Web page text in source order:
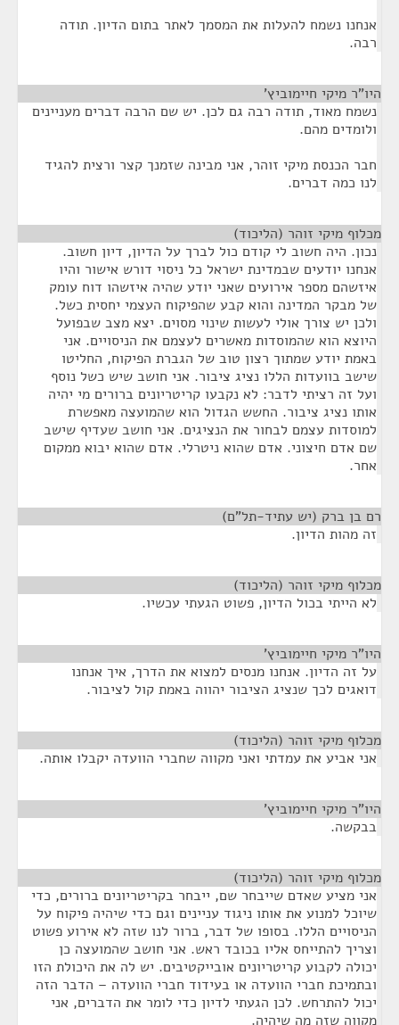
אנחנו נשמח להעלות את המסמך לאתר בתום הדיון. תודה
רבה.
היו"ר מיקי חיימוביץ'
נשמח מאוד, תודה רבה גם לכן. יש שם הרבה דברים מעניינים
ולומדים מהם.
חבר הכנסת מיקי זוהר, אני מבינה שזמנך קצר ורצית להגיד
לנו כמה דברים.
מכלוף מיקי זוהר (הליכוד)
נכון. היה חשוב לי קודם כול לברך על הדיון, דיון חשוב.
אנחנו יודעים שבמדינת ישראל כל ניסוי דורש אישור והיו
איזשהם מספר אירועים שאני יודע שהיה איזשהו דוח עומק
של מבקר המדינה והוא קבע שהפיקוח העצמי יחסית כשל.
ולכן יש צורך אולי לעשות שינוי מסוים. יצא מצב שבפועל
היוצא הוא שהמוסדות מאשרים לעצמם את הניסויים. אני
באמת יודע שמתוך רצון טוב של הגברת הפיקוח, החליטו
שישב בוועדות הללו נציג ציבור. אני חושב שיש כשל נוסף
ועל זה רציתי לדבר: לא נקבעו קריטריונים ברורים מי יהיה
אותו נציג ציבור. החשש הגדול הוא שהמועצה מאפשרת
למוסדות עצמם לבחור את הנציגים. אני חושב שעדיף שישב
שם אדם חיצוני. אדם שהוא ניטרלי. אדם שהוא יבוא ממקום
אחר.
רם בן ברק (יש עתיד-תל"ם)
זה מהות הדיון.
מכלוף מיקי זוהר (הליכוד)
לא הייתי בכול הדיון, פשוט הגעתי עכשיו.
היו"ר מיקי חיימוביץ'
על זה הדיון. אנחנו מנסים למצוא את הדרך, איך אנחנו
דואגים לכך שנציג הציבור יהווה באמת קול לציבור.
מכלוף מיקי זוהר (הליכוד)
אני אביע את עמדתי ואני מקווה שחברי הוועדה יקבלו אותה.
היו"ר מיקי חיימוביץ'
בבקשה.
מכלוף מיקי זוהר (הליכוד)
אני מציע שאדם שייבחר שם, ייבחר בקריטריונים ברורים, כדי
שיוכל למנוע את אותו ניגוד עניינים וגם כדי שיהיה פיקוח על
הניסויים הללו. בסופו של דבר, ברור לנו שזה לא אירוע פשוט
וצריך להתייחס אליו בכובד ראש. אני חושב שהמועצה כן
יכולה לקבוע קריטריונים אובייקטיבים. יש לה את היכולת הזו
ובתמיכת חברי הוועדה או בעידוד חברי הוועדה – הדבר הזה
יכול להתרחש. לכן הגעתי לדיון כדי לומר את הדברים, אני
מקווה שזה מה שיהיה.